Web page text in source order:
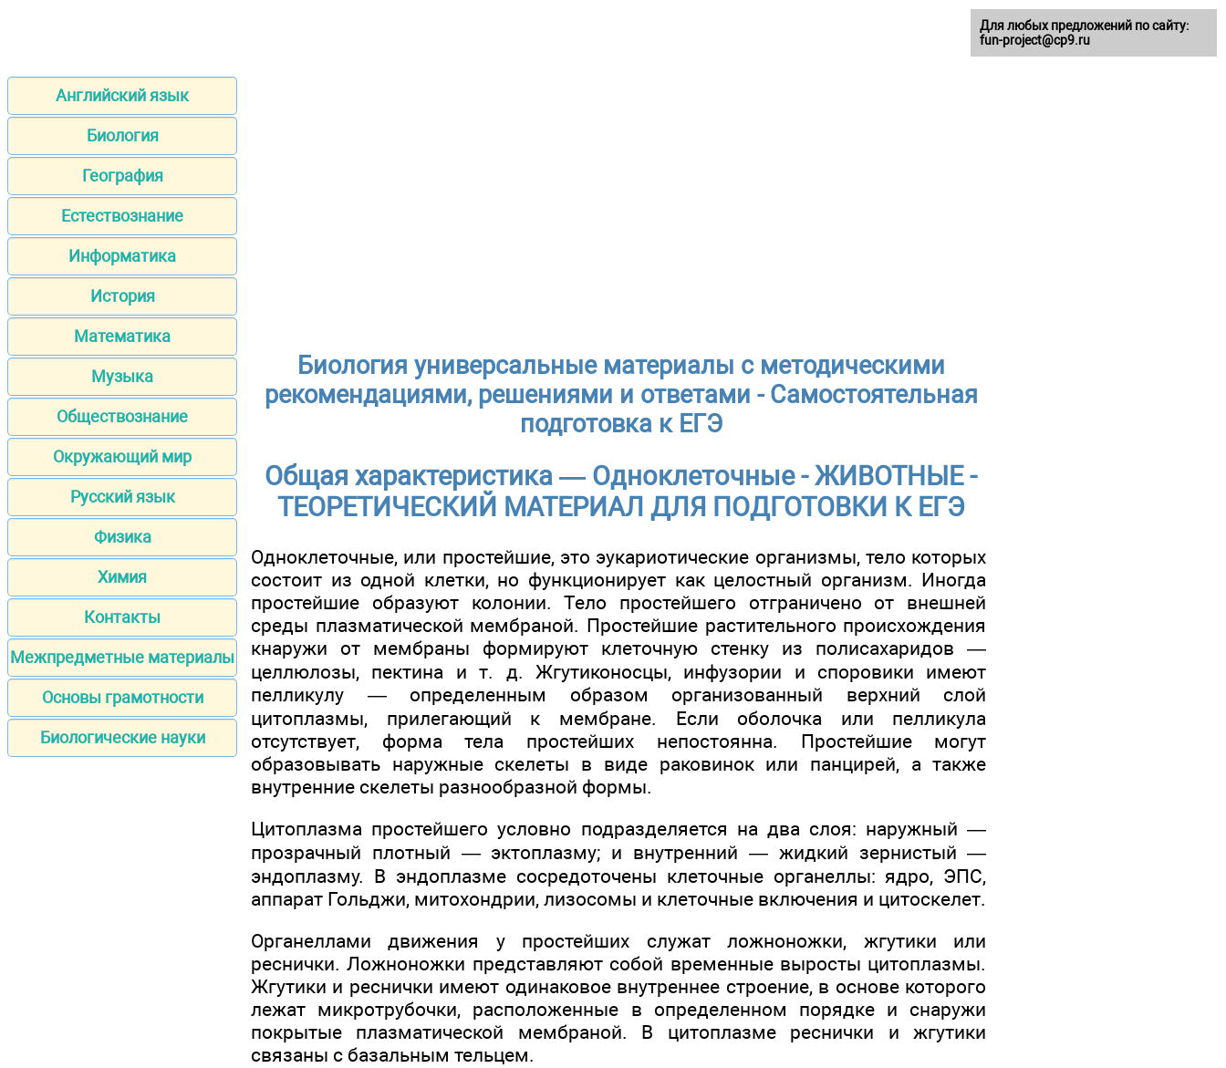
Английский язык
Биология
География
Естествознание
Информатика
История
Математика
Музыка
Обществознание
Окружающий мир
Русский язык
Физика
Химия
Контакты
Межпредметные материалы
Основы грамотности
Биологические науки
Биология универсальные материалы с методическими
рекомендациями, решениями и ответами - Самостоятельная
подготовка к ЕГЭ
Общая характеристика — Одноклеточные - ЖИВОТНЫЕ -
ТЕОРЕТИЧЕСКИЙ МАТЕРИАЛ ДЛЯ ПОДГОТОВКИ К ЕГЭ
Одноклеточные, или простейшие, это эукариотические организмы, тело которых
состоит из одной клетки, но функционирует как целостный организм. Иногда
простейшие образуют колонии. Тело простейшего отграничено от внешней
среды плазматической мембраной. Простейшие растительного происхождения
кнаружи от мембраны формируют клеточную стенку из полисахаридов —
целлюлозы, пектина и т. д. Жгутиконосцы, инфузории и споровики имеют
пелликулу — определенным образом организованный верхний слой
цитоплазмы, прилегающий к мембране. Если оболочка или пелликула
отсутствует, форма тела простейших непостоянна. Простейшие могут
образовывать наружные скелеты в виде раковинок или панцирей, а также
внутренние скелеты разнообразной формы.
Цитоплазма простейшего условно подразделяется на два слоя: наружный —
прозрачный плотный — эктоплазму; и внутренний — жидкий зернистый —
эндоплазму. В эндоплазме сосредоточены клеточные органеллы: ядро, ЭПС,
аппарат Гольджи, митохондрии, лизосомы и клеточные включения и цитоскелет.
Органеллами движения у простейших служат ложноножки, жгутики или
реснички. Ложноножки представляют собой временные выросты цитоплазмы.
Жгутики и реснички имеют одинаковое внутреннее строение, в основе которого
лежат микротрубочки, расположенные в определенном порядке и снаружи
покрытые плазматической мембраной. В цитоплазме реснички и жгутики
связаны с базальным тельцем.
Для любых предложений по сайту:
fun-project@cp9.ru